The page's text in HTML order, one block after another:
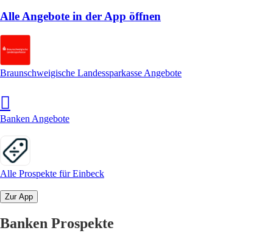
Alle Angebote in der App öffnen
Braunschweigische Landessparkasse Angebote
Banken Angebote
Alle Prospekte für Einbeck
Zur App
Banken Prospekte